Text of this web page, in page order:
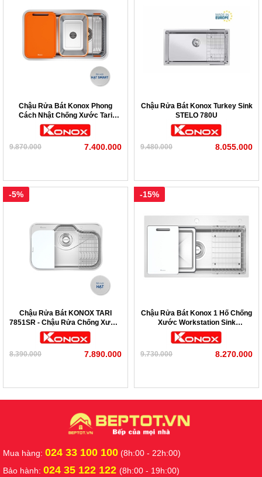
Chậu Rửa Bát Konox Phong
Cách Nhật Chống Xước Tari
Smart 8047
9.870.000 7.400.000
Chậu Rửa Bát Konox Turkey Sink
STELO 780U
9.480.000 8.055.000
Chậu Rửa Bát KONOX TARI
7851SR - Chậu Rửa Chống Xước,
Phong Cách Nhật
8.390.000
-5%
7.890.000
Chậu Rửa Bát Konox 1 Hố Chống
Xước Workstation Sink
KN8751TS Dekor
9.730.000
-15%
8.270.000
Mua hàng: 024 33 100 100 (8h:00 - 22h:00)
Bảo hành: 024 35 122 122 (8h:00 - 19h:00)